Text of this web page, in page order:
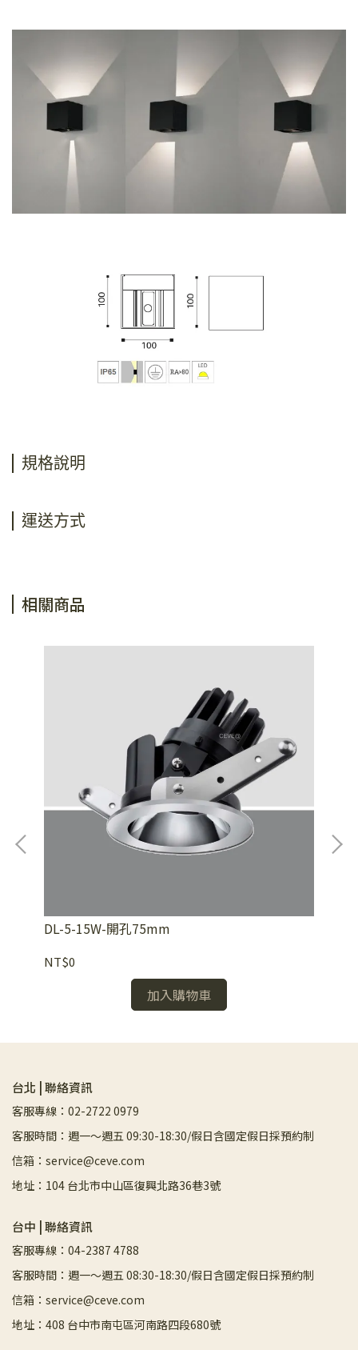
規格說明
運送方式
相關商品
DL-5-15W-開孔75mm
NT$0
加入購物車
台北 | 聯絡資訊
客服專線：02-2722 0979
客服時間：週一～週五 09:30-18:30/假日含國定假日採預約制
信箱：service@ceve.com
地址：104 台北市中山區復興北路36巷3號
台中 | 聯絡資訊
客服專線：04-2387 4788
客服時間：週一～週五 08:30-18:30/假日含國定假日採預約制
信箱：service@ceve.com
地址：408 台中市南屯區河南路四段680號